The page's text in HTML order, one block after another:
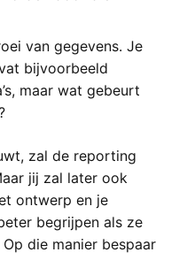
van gegevens. Je
bijvoorbeeld
maar wat gebeurt
zal de reporting
jij zal later ook
ontwerp en je
begrijpen als ze
die manier bespaar